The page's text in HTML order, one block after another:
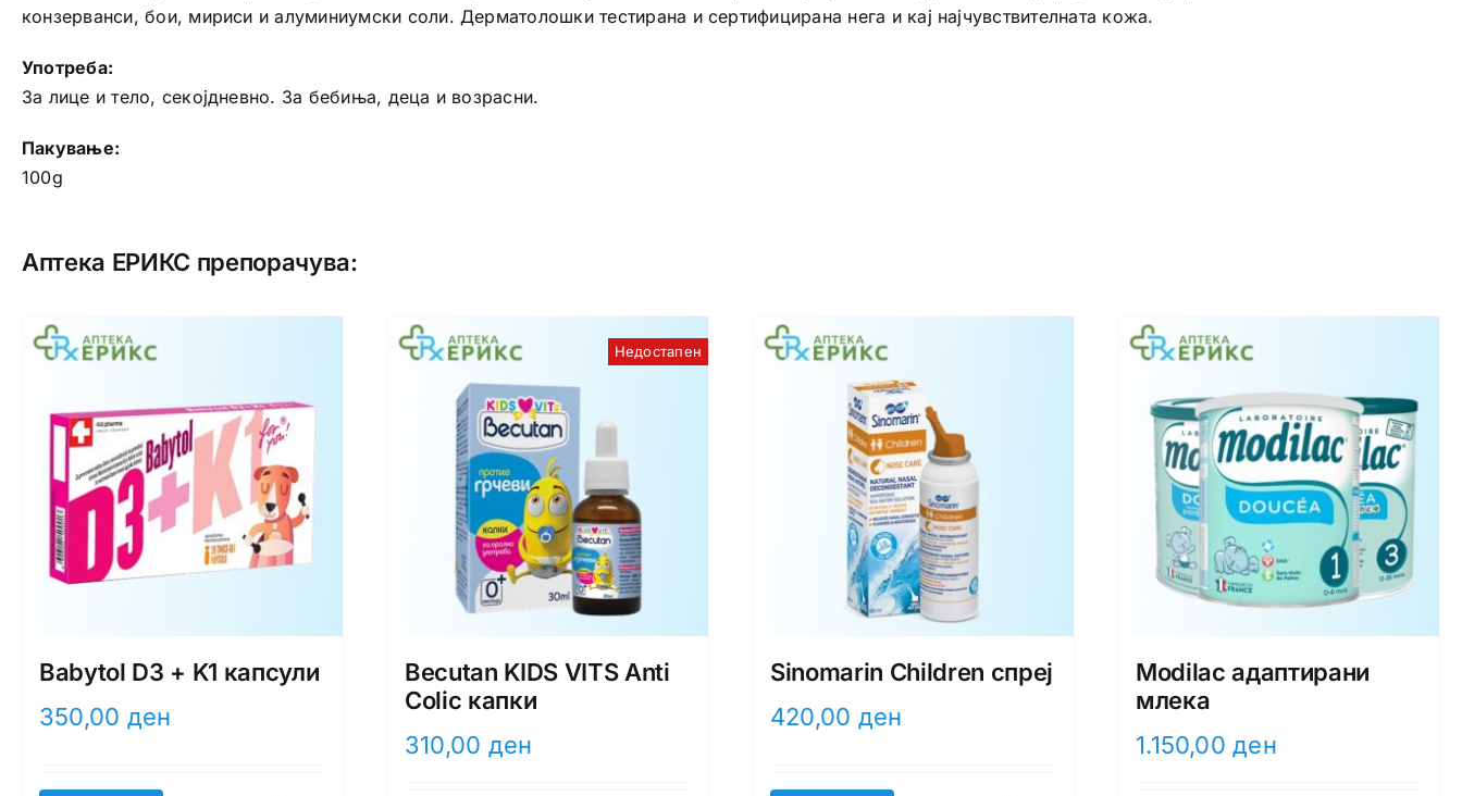
конзерванси, бои, мириси и алуминиумски соли. Дерматолошки тестирана и сертифицирана нега и кај најчувствителната кожа.
Употреба:
За лице и тело, секојдневно. За бебиња, деца и возрасни.
Пакување:
100g
Аптека ЕРИКС препорачува:
Babytol D3 + K1 капсули
350,00 ден
Недостапен
Becutan KIDS VITS Anti
Colic капки
310,00 ден
Sinomarin Children спреј
420,00 ден
Modilac адаптирани
млека
1.150,00ден